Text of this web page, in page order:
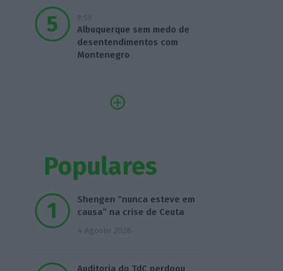
9:59
Albuquerque sem medo de
desentendimentos com
Montenegro
Populares
Shengen “nunca esteve em
causa” na crise de Ceuta
4 Agosto 2026